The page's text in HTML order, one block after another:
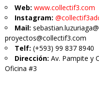
Web: www.collectif3.com
Instagram:
Mail:
proyectos@collectif3.com
Telf: (+593) 99 837 8940
Dirección: Av. Pampite y
Oficina #3